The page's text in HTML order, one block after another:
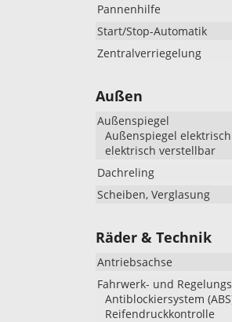
Pannenhilfe
Start/Stop-Automatik
Zentralverriegelung
Außen
Außenspiegel
Außenspiegel
elektrisch verstellbar
Dachreling
Scheiben, Verglasung
Räder & Technik
Antriebsachse
Fahrwerk- und
Antiblockiersystem
Reifendruckkontrolle